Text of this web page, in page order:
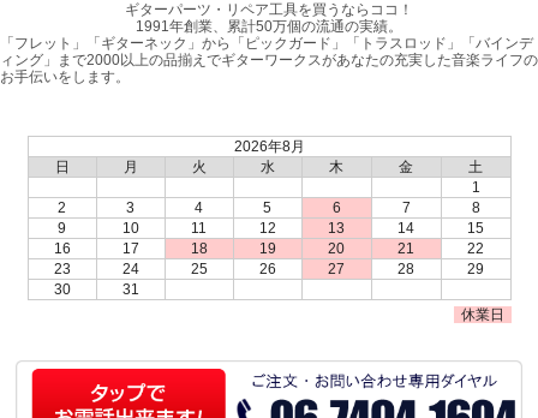
ギターパーツ・リペア工具を買うならココ！
1991年創業、累計50万個の流通の実績。
「フレット」「ギターネック」から「ピックガード」「トラスロッド」「バインデ
ィング」まで2000以上の品揃えでギターワークスがあなたの充実した音楽ライフの
お手伝いをします。
2026年8月
日
月 火 水 木 金
土
1
2
3 4 5 6 7
8
9
10 11 12 13 14
15
16
17 18 19 20 21
22
23
24 25 26 27 28
29
30
31
休業日